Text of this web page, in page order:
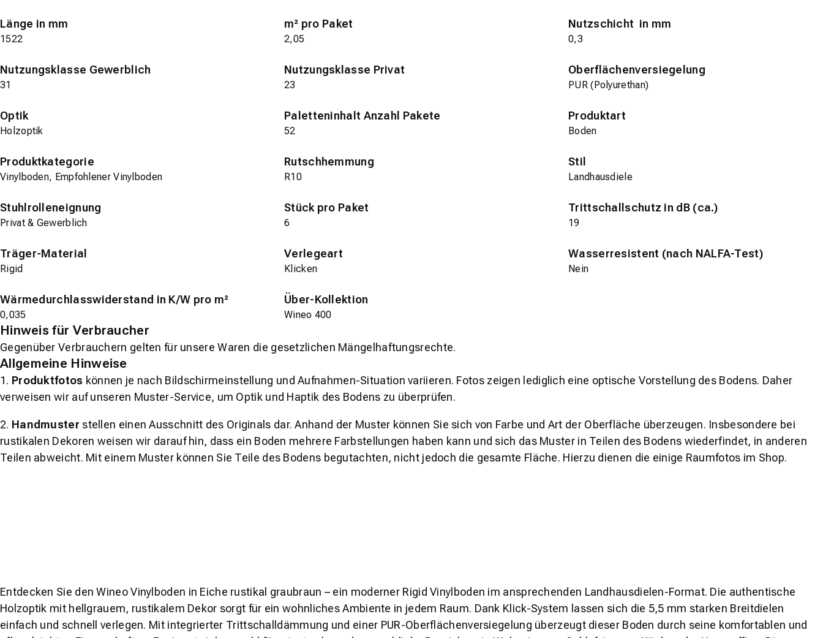
Länge in mm
1522
m² pro Paket
2,05
Nutzschicht in mm
0,3
Nutzungsklasse Gewerblich
31
Nutzungsklasse Privat
23
Oberflächenversiegelung
PUR (Polyurethan)
Optik
Holzoptik
Paletteninhalt Anzahl Pakete
52
Produktart
Boden
Produktkategorie
Vinylboden, Empfohlener Vinylboden
Rutschhemmung
R10
Stil
Landhausdiele
Stuhlrolleneignung
Privat & Gewerblich
Stück pro Paket
6
Trittschallschutz in dB (ca.)
19
Träger-Material
Rigid
Verlegeart
Klicken
Wasserresistent (nach NALFA-Test)
Nein
Wärmedurchlasswiderstand in K/W pro m²
0,035
Über-Kollektion
Wineo 400
Hinweis für Verbraucher
Gegenüber Verbrauchern gelten für unsere Waren die gesetzlichen Mängelhaftungsrechte.
Allgemeine Hinweise
1. Produktfotos können je nach Bildschirmeinstellung und Aufnahmen-Situation variieren. Fotos zeigen lediglich eine optische Vorstellung des Bodens. Daher
verweisen wir auf unseren Muster-Service, um Optik und Haptik des Bodens zu überprüfen.
2. Handmuster stellen einen Ausschnitt des Originals dar. Anhand der Muster können Sie sich von Farbe und Art der Oberfläche überzeugen. Insbesondere bei
rustikalen Dekoren weisen wir darauf hin, dass ein Boden mehrere Farbstellungen haben kann und sich das Muster in Teilen des Bodens wiederfindet, in anderen
Teilen abweicht. Mit einem Muster können Sie Teile des Bodens begutachten, nicht jedoch die gesamte Fläche. Hierzu dienen die einige Raumfotos im Shop.
Entdecken Sie den Wineo Vinylboden in Eiche rustikal graubraun – ein moderner Rigid Vinylboden im ansprechenden Landhausdielen-Format. Die authentische
Holzoptik mit hellgrauem, rustikalem Dekor sorgt für ein wohnliches Ambiente in jedem Raum. Dank Klick-System lassen sich die 5,5 mm starken Breitdielen
einfach und schnell verlegen. Mit integrierter Trittschalldämmung und einer PUR-Oberflächenversiegelung überzeugt dieser Boden durch seine komfortablen und